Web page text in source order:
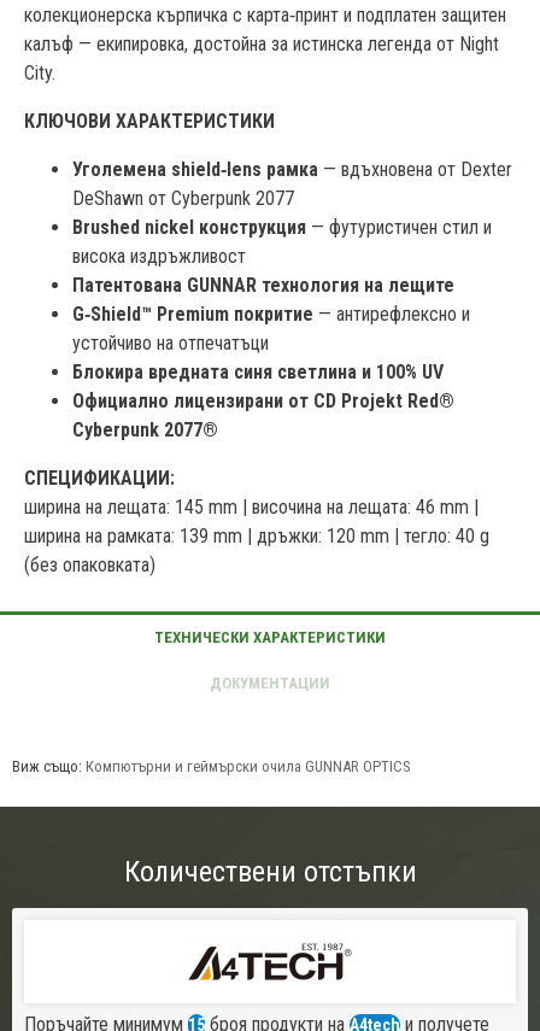
колекционерска кърпичка с карта‑принт и подплатен защитен
калъф — екипировка, достойна за истинска легенда от Night
City.
КЛЮЧОВИ ХАРАКТЕРИСТИКИ
Уголемена shield‑lens рамка — вдъхновена от Dexter
DeShawn от Cyberpunk 2077
Brushed nickel конструкция — футуристичен стил и
висока издръжливост
Патентована GUNNAR технология на лещите
G‑Shield™ Premium покритие — антирефлексно и
устойчиво на отпечатъци
Блокира вредната синя светлина и 100% UV
Официално лицензирани от CD Projekt Red®
Cyberpunk 2077®
СПЕЦИФИКАЦИИ:
ширина на лещата: 145 mm | височина на лещата: 46 mm |
ширина на рамката: 139 mm | дръжки: 120 mm | тегло: 40 g
(без опаковката)
Виж също: Компютърни и геймърски очила GUNNAR OPTICS
Количествени отстъпки
Поръчайте минимум 15 броя продукти на A4tech и получете